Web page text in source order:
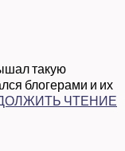
такую
блогерами и их
ЧТЕНИЕ